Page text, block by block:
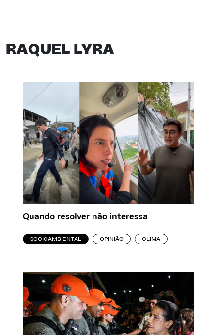
RAQUEL LYRA
Quando resolver não interessa
SOCIOAMBIENTAL OPINIÃO CLIMA